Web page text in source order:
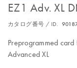
EZ1 Adv. XL
カタログ番号 / ID.
Preprogrammed
Advanced XL